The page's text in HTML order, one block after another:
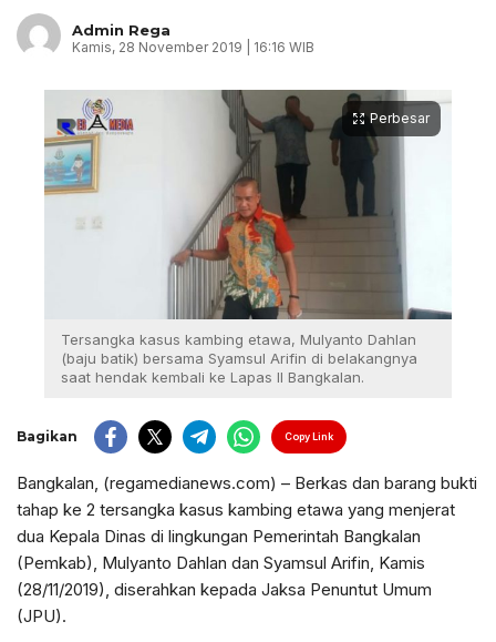
Admin Rega
Kamis, 28 November 2019 | 16:16 WIB
Perbesar
Tersangka kasus kambing etawa, Mulyanto Dahlan
(baju batik) bersama Syamsul Arifin di belakangnya
saat hendak kembali ke Lapas II Bangkalan.
Bagikan Copy Link
Bangkalan, (regamedianews.com) – Berkas dan barang bukti
tahap ke 2 tersangka kasus kambing etawa yang menjerat
dua Kepala Dinas di lingkungan Pemerintah Bangkalan
(Pemkab), Mulyanto Dahlan dan Syamsul Arifin, Kamis
(28/11/2019), diserahkan kepada Jaksa Penuntut Umum
(JPU).